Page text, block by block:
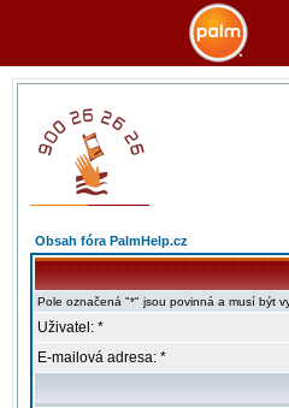
Obsah fóra PalmHelp.cz
Pole označená "*" jsou povinná a musí být
Uživatel: *
E-mailová adresa: *